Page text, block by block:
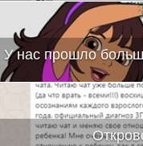
У нас прошло